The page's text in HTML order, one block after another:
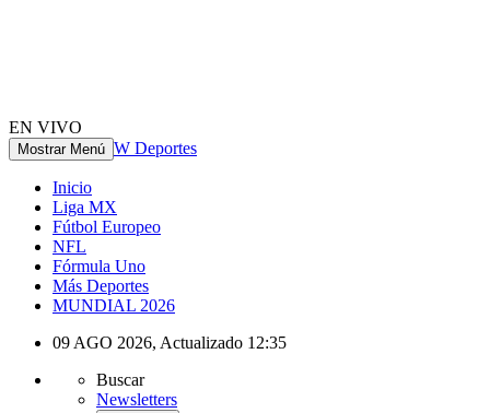
EN VIVO
Mostrar Menú W Deportes
Inicio
Liga MX
Fútbol Europeo
NFL
Fórmula Uno
Más Deportes
MUNDIAL 2026
09 AGO 2026, Actualizado 12:35
Buscar
Newsletters